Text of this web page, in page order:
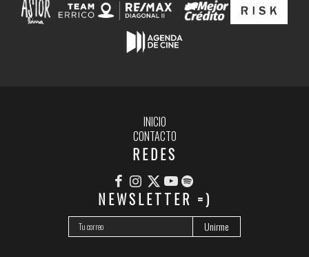
INICIO
CONTACTO
REDES
NEWSLETTER =)